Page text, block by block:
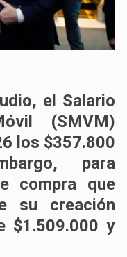
el Salario
(SMVM)
los $357.800
para
compra que
su creación
$1.509.000 y